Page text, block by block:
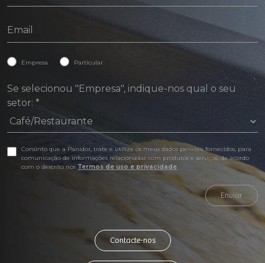
Empresa Particular
Se selecionou "Empresa", indique-nos qual o seu
setor: *
Consinto que a Panidor, trate e utilize os meus dados pessoais fornecidos, para
comunicação de informações relacionadas com produtos e serviços, de acordo
com o descrito nos Termos de uso e privacidade
Enviar
Contacte-nos